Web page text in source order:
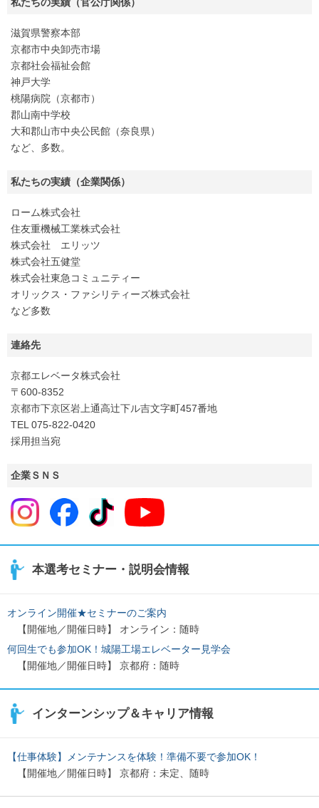
滋賀県警察本部
京都市中央卸売市場
京都社会福祉会館
神戸大学
桃陽病院（京都市）
郡山南中学校
大和郡山市中央公民館（奈良県）
など、多数。
私たちの実績（企業関係）
ローム株式会社
住友重機械工業株式会社
株式会社 エリッツ
株式会社五健堂
株式会社東急コミュニティー
オリックス・ファシリティーズ株式会社
など多数
連絡先
京都エレベータ株式会社
〒600-8352
京都市下京区岩上通高辻下ル吉文字町457番地
TEL 075-822-0420
採用担当宛
企業ＳＮＳ
本選考セミナー・説明会情報
オンライン開催★セミナーのご案内
【開催地／開催日時】 オンライン：随時
何回生でも参加OK！城陽工場エレベーター見学会
【開催地／開催日時】 京都府：随時
インターンシップ＆キャリア情報
【仕事体験】メンテナンスを体験！準備不要で参加OK！
【開催地／開催日時】 京都府：未定、随時